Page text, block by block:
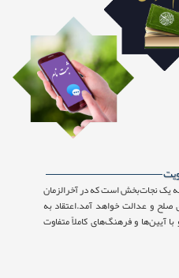
یک نجات‌بخش است که در آخرالزمان
صلح و عدالت خواهد آمد.اعتقاد به
آیین‌ها و فرهنگ‌های کاملاً متفاوت